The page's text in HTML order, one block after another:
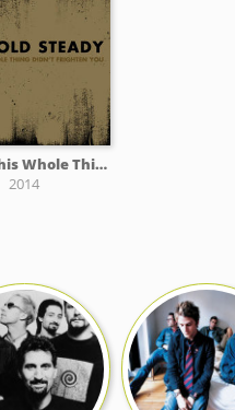
I Hope This Whole Thing Didn't Frighten You
2014